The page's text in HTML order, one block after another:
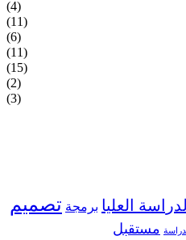
(4)
(11)
(6)
(11)
(15)
(2)
(3)
الدراسة العليا برمجة تصميم
مستقبل